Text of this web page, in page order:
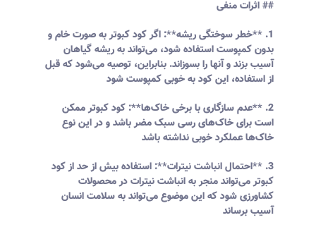
## اثرات منفی
1. **خطر سوختگی ریشه**: اگر کود کبوتر به صورت خام و
بدون کمپوست استفاده شود، می‌تواند به ریشه گیاهان
آسیب بزند و آنها را بسوزاند. بنابراین، توصیه می‌شود که قبل
از استفاده، این کود به خوبی کمپوست شود
2. **عدم سازگاری با برخی خاک‌ها**: کود کبوتر ممکن
است برای خاک‌های رسی سبک مضر باشد و در این نوع
خاک‌ها عملکرد خوبی نداشته باشد
3. **احتمال انباشت نیترات**: استفاده بیش از حد از کود
کبوتر می‌تواند منجر به انباشت نیترات در محصولات
کشاورزی شود که این موضوع می‌تواند به سلامت انسان
آسیب برساند